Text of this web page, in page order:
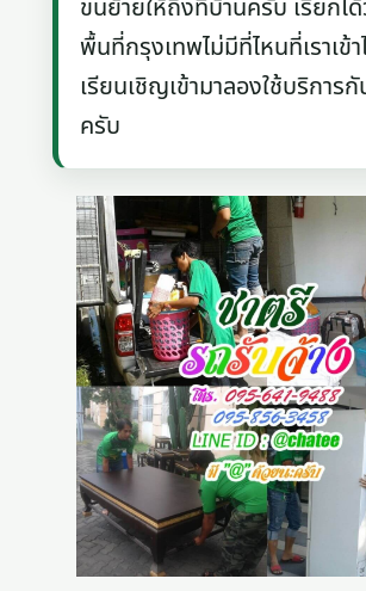
ขนย้ายให้ถึงที่บ้านครับ เรียกได้
พื้นที่กรุงเทพไม่มีที่ไหนที่เราเข้
เรียนเชิญเข้ามาลองใช้บริการกั
ครับ